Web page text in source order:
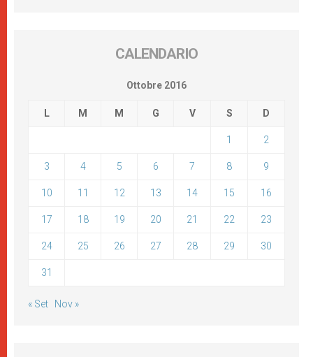
CALENDARIO
Ottobre 2016
L M M G V S D
1 2
3 4 5 6 7 8 9
10 11 12 13 14 15 16
17 18 19 20 21 22 23
24 25 26 27 28 29 30
31
« Set Nov »